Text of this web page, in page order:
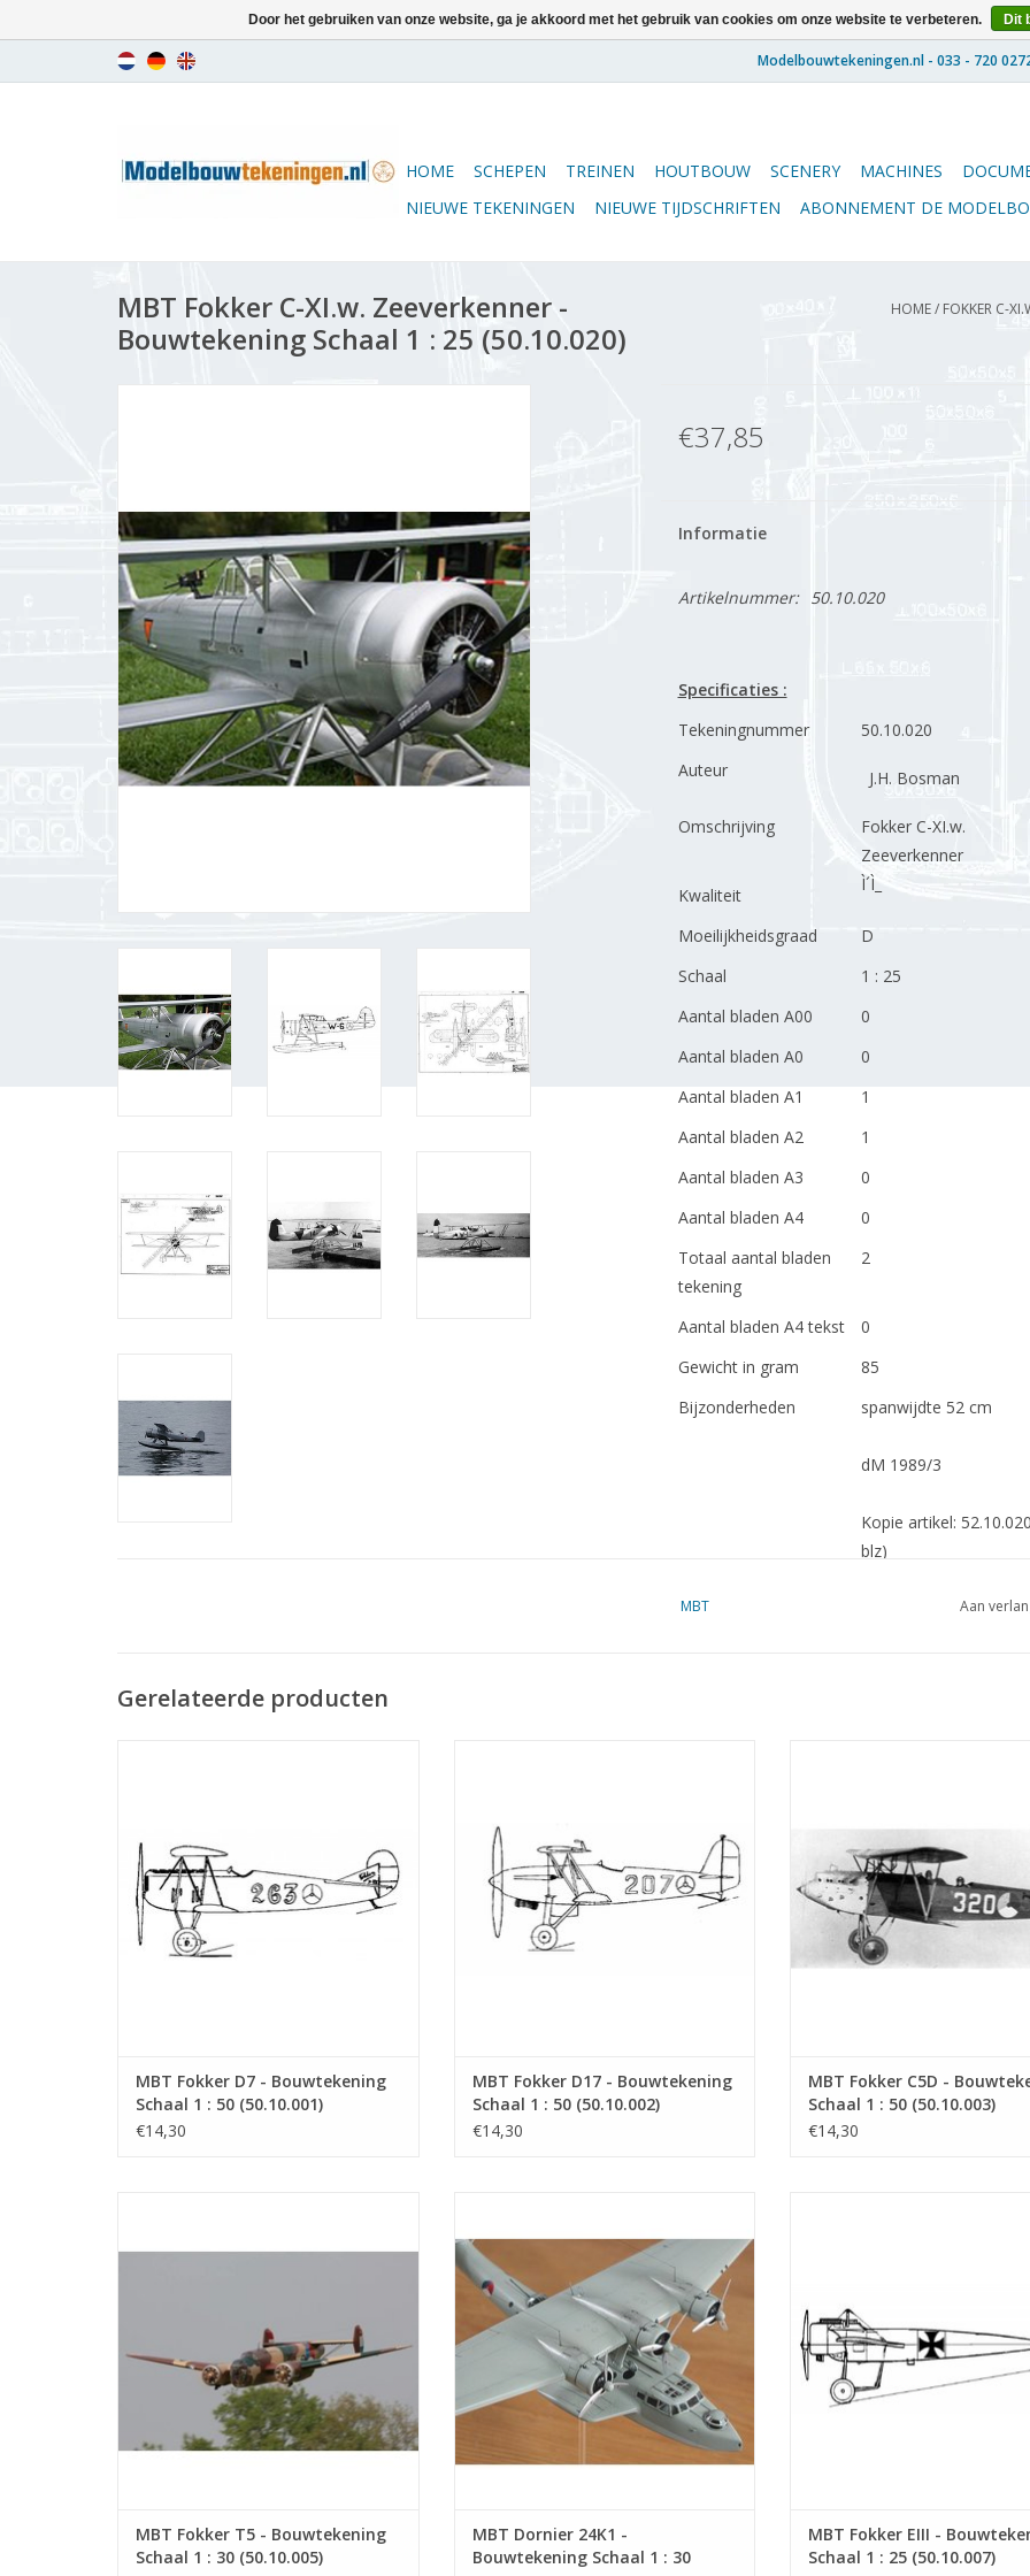
HOME SCHEPEN TREINEN HOUTBOUW SCENERY MACHINES
NIEUWE TEKENINGEN
NIEUWE TIJDSCHRIFTEN ABONNEMENT DE
MBT Fokker C-XI.w. Zeeverkenner -
Bouwtekening Schaal 1 : 25 (50.10.020)
HOME/ FOKKER C-
€37,85
Informatie
Artikelnummer: 50.10.020
Specificaties :
Tekeningnummer
50.10.020
Auteur
J.H. Bosman
Omschrijving
Fokker C-XI.w.
Zeeverkenner
Kwaliteit
Ì´Ì_
Moeilijkheidsgraad
D
Schaal
1 : 25
Aantal bladen A00
0
Aantal bladen A0
0
Aantal bladen A1
1
Aantal bladen A2
1
Aantal bladen A3
0
Aantal bladen A4
0
Totaal aantal bladen
tekening
2
Aantal bladen A4 tekst
0
Gewicht in gram
85
Bijzonderheden
spanwijdte 52 cm
dM 1989/3
Kopie artikel:
blz)
MBT Aan
Gerelateerde producten
MBT Fokker D7 - Bouwtekening
Schaal 1 : 50 (50.10.001)
€14,30
Luchtvaartafdeeling aangeschaft. Destijds
zijn er elf stuks gebouwd,
TOEVOEGEN AAN WINKELWAGEN
MBT Fokker D17 - Bouwtekening
Schaal 1 : 50 (50.10.002)
€14,30
C.IV.
TOEVOEGEN AAN
MBT Fokker C5D -
Schaal 1 : 50 (50.10.003)
€14,30
bommenwerper van Fokker. Het was een
TOEVOEGEN AAN WINKELWAGEN
MBT Fokker T5 - Bouwtekening
Schaal 1 : 30 (50.10.005)
de MLD in staat om zelf vast omlijnde en
uitgewerkte specificaties op te stellen voor
het nieuwe vliegtuig en welke werden
aangeboden aan de vliegtuigfabrikanten
Dorn...
TOEVOEGEN AAN WINKELWAGEN
MBT Dornier 24K1 -
Bouwtekening Schaal 1 : 30
TOEVOEGEN AAN
MBT Fokker EIII -
Schaal 1 : 25 (50.10.007)
Door het gebruiken van onze website, ga je akkoord met het gebruik van cookies om onze website te verbeteren. Dit